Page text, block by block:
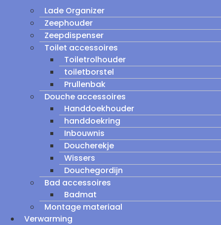
Lade Organizer
Zeephouder
Zeepdispenser
Toilet accessoires
Toiletrolhouder
toiletborstel
Prullenbak
Douche accessoires
Handdoekhouder
handdoekring
Inbouwnis
Doucherekje
Wissers
Douchegordijn
Bad accessoires
Badmat
Montage materiaal
Verwarming